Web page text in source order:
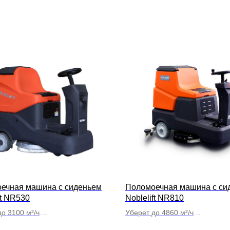
машина с сиденьем
NR530
3100 м²/ч
Поломоечная машина с
Noblelift NR810
Уберет до 4860 м²/ч